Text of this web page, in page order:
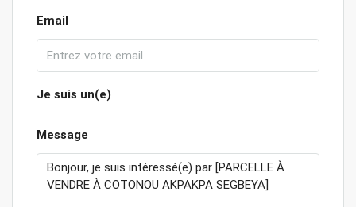
Email
Je suis un(e)
Message